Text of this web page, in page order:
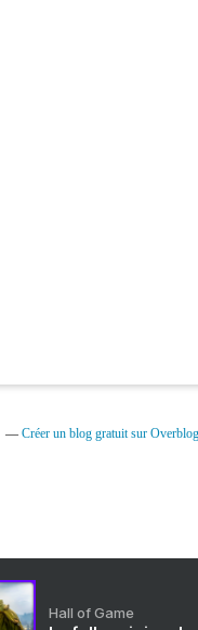
Créer un blog gratuit sur Overblog
Hall of Game